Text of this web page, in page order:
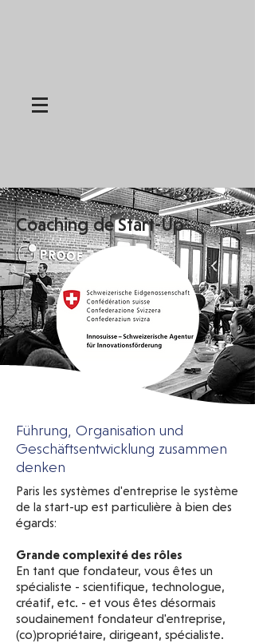
Coaching de Start-Up
Führung, Organisation und
Geschäftsentwicklung zusammen
denken
Paris les systèmes d'entreprise le système
de la start-up est particulière à bien des
égards:
Grande complexité des rôles
En tant que fondateur, vous êtes un
spécialiste - scientifique, technologue,
créatif, etc. - et vous êtes désormais
soudainement fondateur d'entreprise,
(co)propriétaire, dirigeant, spécialiste.